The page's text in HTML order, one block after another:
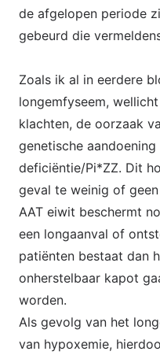
de afgelopen periode
gebeurd die
Zoals ik al in eerdere
longemfyseem,
klachten, de oorzaak
genetische
deficiëntie/Pi*ZZ. Dit
geval te weinig of
AAT eiwit beschermt
een longaanval of
patiënten bestaat dan
onherstelbaar kapot
worden.
Als gevolg van het
van hypoxemie,